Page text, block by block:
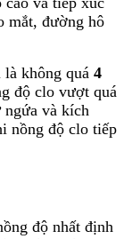
mắt, đường hô
không quá 4
độ clo vượt quá
ngứa và kích
nồng độ clo tiếp
độ nhất định